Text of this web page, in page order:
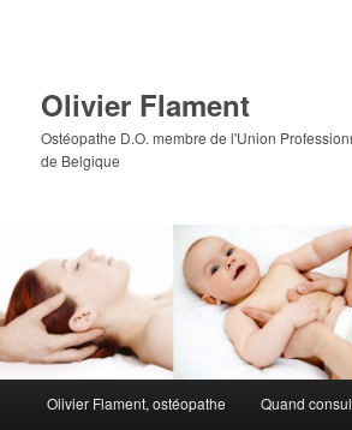
Olivier Flament
Ostéopathe D.O. membre de l'Union
de Belgique
principal
Olivier Flament, ostéopathe Quand